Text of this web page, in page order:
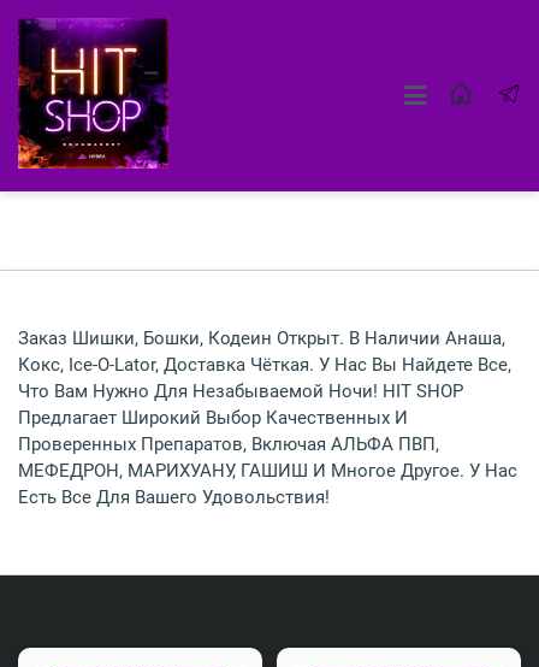
Заказ Шишки, Бошки, Кодеин Открыт. В Наличии Анаша,
Кокс, Ice-O-Lator, Доставка Чёткая. У Нас Вы Найдете Все,
Что Вам Нужно Для Незабываемой Ночи! HIT SHOP
Предлагает Широкий Выбор Качественных И
Проверенных Препаратов, Включая АЛЬФА ПВП,
МЕФЕДРОН, МАРИХУАНУ, ГАШИШ И Многое Другое. У Нас
Есть Все Для Вашего Удовольствия!